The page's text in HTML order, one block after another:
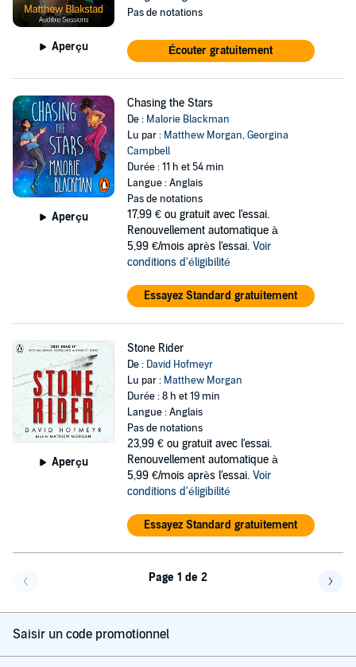
Aperçu
Pas de notations
Écouter gratuitement
Aperçu
Chasing the Stars
De : Malorie Blackman
Lu par : Matthew Morgan,Georgina
Campbell
Durée : 11 h et 54 min
Langue : Anglais
Pas de notations
17,99 € ou gratuit avec l'essai.
Renouvellement automatique à
5,99 €/mois après l'essai. Voir
conditions d'éligibilité
Essayez Standard gratuitement
Aperçu
Stone Rider
De : David Hofmeyr
Lu par : Matthew Morgan
Durée : 8 h et 19 min
Langue : Anglais
Pas de notations
23,99 € ou gratuit avec l'essai.
Renouvellement automatique à
5,99 €/mois après l'essai. Voir
conditions d'éligibilité
Essayez Standard gratuitement
Page 1 de 2
Saisir un code promotionnel